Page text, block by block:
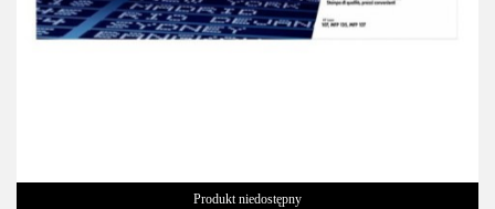
Produkt niedostępny